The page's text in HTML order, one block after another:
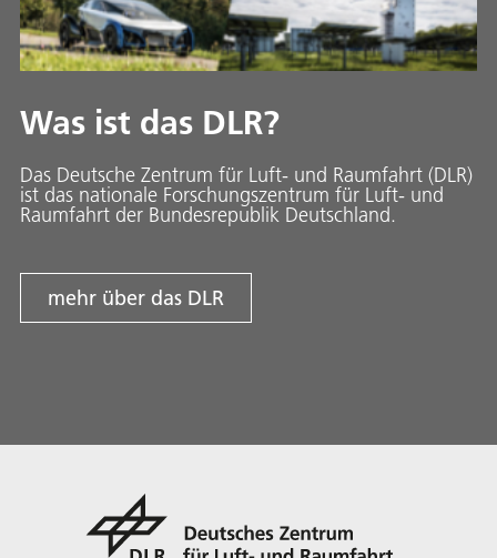
Was ist das DLR?
Das Deutsche Zentrum für Luft- und Raumfahrt (DLR)
ist das nationale Forschungszentrum für Luft- und
Raumfahrt der Bundesrepublik Deutschland.
mehr über das DLR